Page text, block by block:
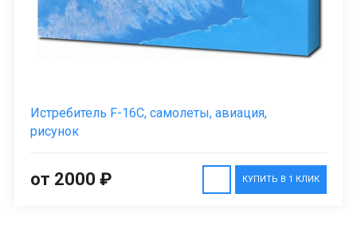
Истребитель F-16C, самолеты, авиация,
рисунок
КУПИТЬ В 1 КЛИК
от 2000 ₽